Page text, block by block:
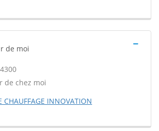
de moi
de chez moi
CHAUFFAGE INNOVATION